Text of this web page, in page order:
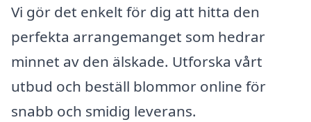
Vi gör det enkelt för dig att hitta den
perfekta arrangemanget som hedrar
minnet av den älskade. Utforska vårt
utbud och beställ blommor online för
snabb och smidig leverans.